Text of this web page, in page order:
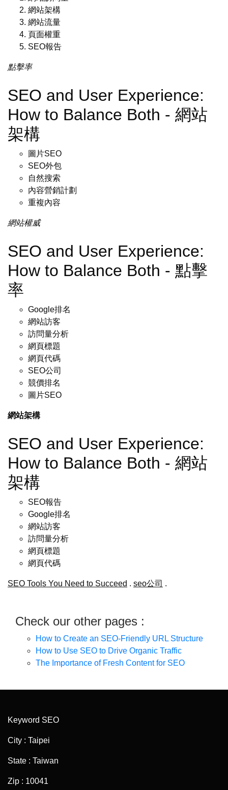
網站架構
網站流量
頁面權重
SEO報告
點擊率
SEO and User Experience:
How to Balance Both - 網站
架構
圖片SEO
SEO外包
自然搜索
內容營銷計劃
重複內容
網站權威
SEO and User Experience:
How to Balance Both - 點擊
率
Google排名
網站訪客
訪問量分析
網頁標題
網頁代碼
SEO公司
競價排名
圖片SEO
網站架構
SEO and User Experience:
How to Balance Both - 網站
架構
SEO報告
Google排名
網站訪客
訪問量分析
網頁標題
網頁代碼
SEO Tools You Need to Succeed . seo公司 .
Check our other pages :
How to Create an SEO-Friendly URL Structure
How to Use SEO to Drive Organic Traffic
The Importance of Fresh Content for SEO
Keyword SEO
City : Taipei
State : Taiwan
Zip : 10041